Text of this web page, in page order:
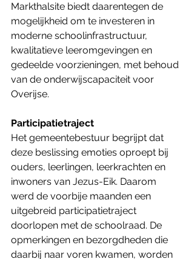
Markthalsite biedt daarentegen de
mogelijkheid om te investeren in
moderne schoolinfrastructuur,
kwalitatieve leeromgevingen en
gedeelde voorzieningen, met behoud
van de onderwijscapaciteit voor
Overijse.
Participatietraject
Het gemeentebestuur begrijpt dat
deze beslissing emoties oproept bij
ouders, leerlingen, leerkrachten en
inwoners van Jezus-Eik. Daarom
werd de voorbije maanden een
uitgebreid participatietraject
doorlopen met de schoolraad. De
opmerkingen en bezorgdheden die
daarbij naar voren kwamen, worden